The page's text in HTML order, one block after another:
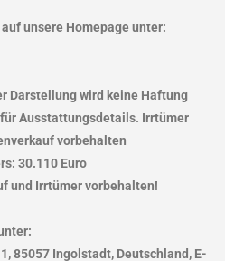
unsere Homepage unter:
Darstellung wird keine Haftung
Ausstattungsdetails. Irrtümer
vorbehalten
30.110 Euro
und Irrtümer vorbehalten!
85057 Ingolstadt, Deutschland, E-